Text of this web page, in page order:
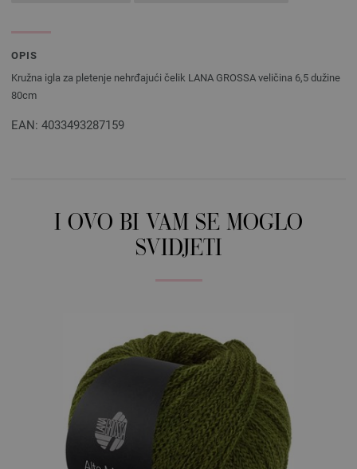
OPIS
Kružna igla za pletenje nehrđajući čelik LANA GROSSA veličina 6,5 ​​dužine
80cm
EAN: 4033493287159
I OVO BI VAM SE MOGLO
SVIDJETI